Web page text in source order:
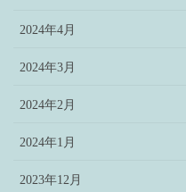
2024年4月
2024年3月
2024年2月
2024年1月
2023年12月